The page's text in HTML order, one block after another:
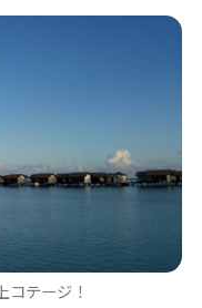
コテージ！